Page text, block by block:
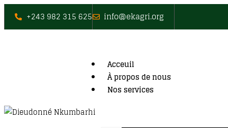
+243 982 315 625 info@ekagri.org
Acceuil
À propos de nous
Nos services